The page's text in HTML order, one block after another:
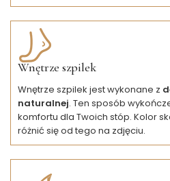
Wnętrze szpilek
Wnętrze szpilek jest wykonane z
naturalnej. Ten sposób
komfortu dla Twoich stóp. Kolor
różnić się od tego na zdjęciu.